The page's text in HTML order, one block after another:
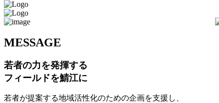
MESSAGE
若者の力を発揮する
フィールドを鯖江に
若者が提案する地域活性化のための企画を支援し、